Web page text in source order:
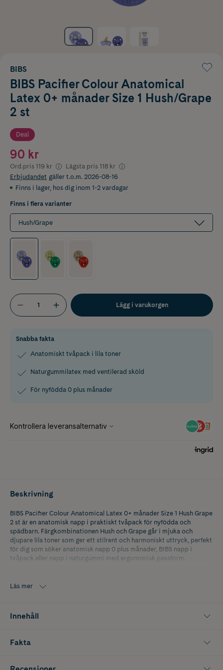
BIBS
BIBS Pacifier Colour Anatomical
Latex 0+ månader Size 1 Hush/Grape
2 st
Deal
90 kr
Ord.pris 119 kr Lägsta pris 118 kr
Erbjudandet gäller t.o.m. 2026-08-16
Finns i lager, hos dig inom 1-2 vardagar
Finns i flera varianter
Hush/Grape
Lägg i varukorgen
Snabba fakta
Anatomiskt tvåpack i lila toner
Naturgummilatex med ventilerad sköld
För nyfödda 0 plus månader
Beskrivning
BIBS Pacifier Colour Anatomical Latex 0+ månader Size 1 Hush Grape
2 st är en anatomisk napp i praktiskt tvåpack för nyfödda och
spädbarn. Färgkombinationen Hush och Grape går i mjuka och
djupare lila toner som ger ett stilrent och harmoniskt uttryck, perfekt
för dig som söker anatomisk napp 0 plus månader, BIBS napp i
tvåpack eller napp i naturgummi med ergonomisk passform.
som är mjuk och flexibel mot barnets känsliga mun. Formen är
har en mindre sugdel som passar de allra minsta. Den runda
signaturskölden har tre ventilationshål som ger god luftcirkulation
enkel att greppa.
Läs mer
Innehåll
Fakta